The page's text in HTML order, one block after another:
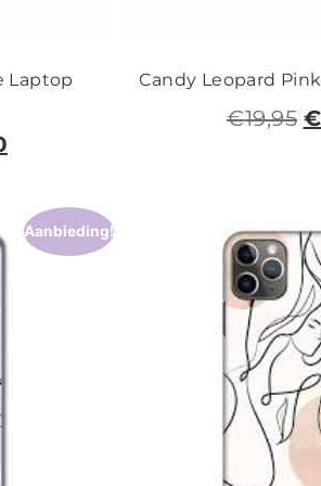
Laptop
Candy Leopard
€19,95 €
Aanbieding!